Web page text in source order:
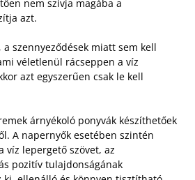
nem szívja magába a
azt.
a szennyeződések miatt sem kell
véletlenül rácseppen a víz
azt egyszerűen csak le kell
árnyékoló ponyvák készíthetőek
A napernyők esetében szintén
víz lepergető szövet, az
pozitív tulajdonságának